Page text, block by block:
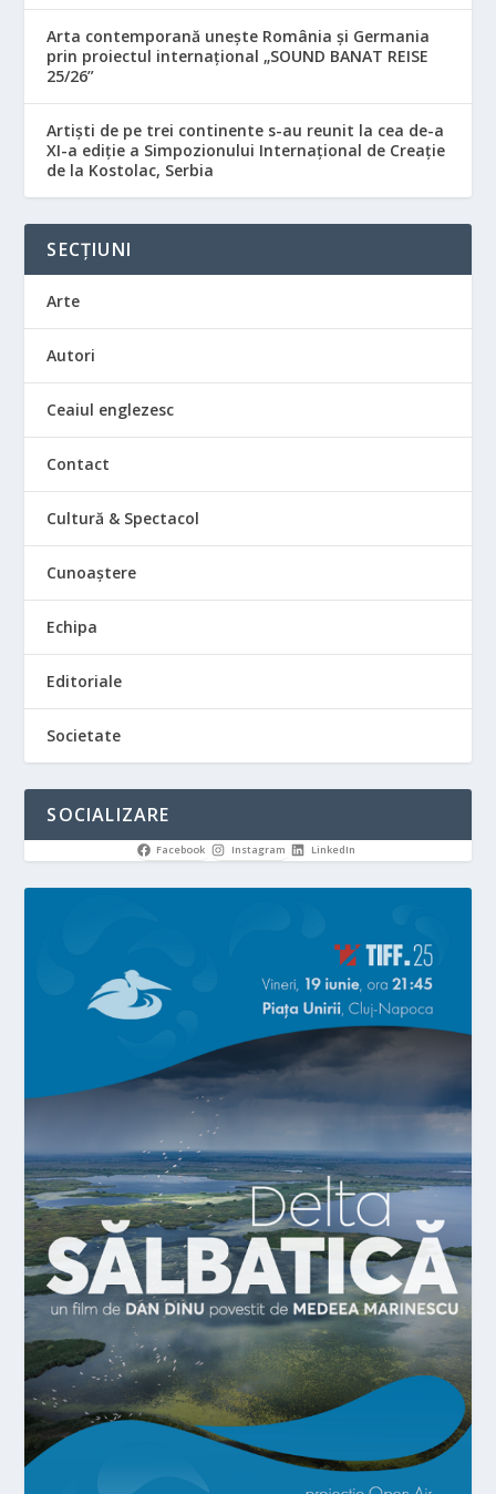
Arta contemporană unește România și Germania
prin proiectul internațional „SOUND BANAT REISE
25/26”
Artiști de pe trei continente s-au reunit la cea de-a
XI-a ediție a Simpozionului Internațional de Creație
de la Kostolac, Serbia
SECȚIUNI
Arte
Autori
Ceaiul englezesc
Contact
Cultură & Spectacol
Cunoaștere
Echipa
Editoriale
Societate
SOCIALIZARE
Facebook Instagram LinkedIn